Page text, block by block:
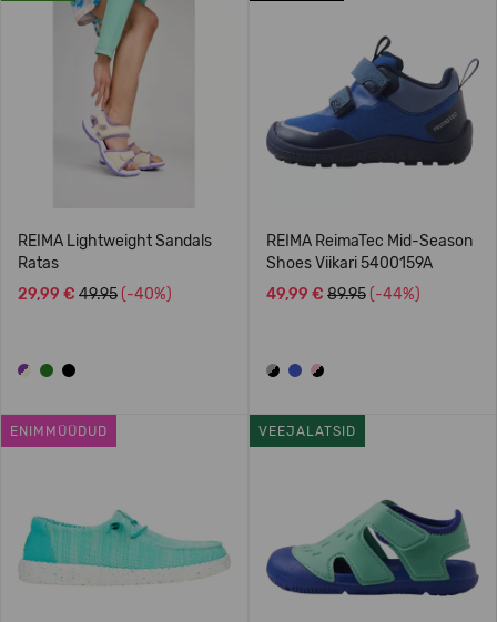
REIMA Lightweight Sandals
Ratas
29,99 € 49.95 (-40%)
REIMA ReimaTec Mid-Season
Shoes Viikari 5400159A
49,99 € 89.95 (-44%)
ENIMMÜÜDUD VEEJALATSID